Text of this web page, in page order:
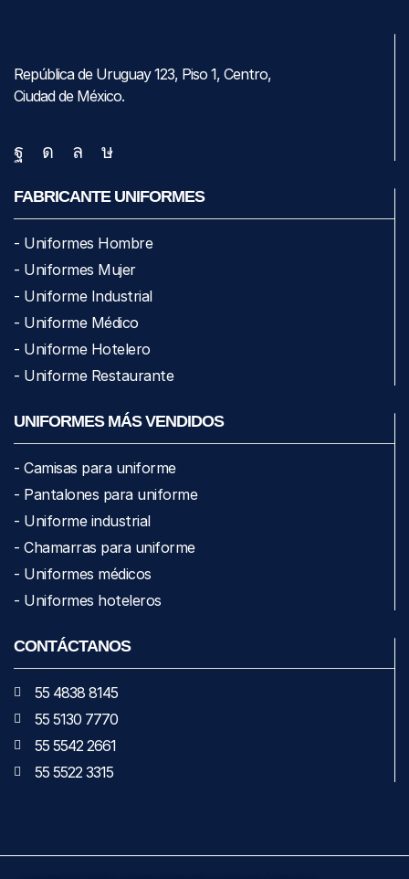
República de Uruguay 123, Piso 1, Centro,
Ciudad de México.
FABRICANTE UNIFORMES
- Uniformes Hombre
- Uniformes Mujer
- Uniforme Industrial
- Uniforme Médico
- Uniforme Hotelero
- Uniforme Restaurante
UNIFORMES MÁS VENDIDOS
- Camisas para uniforme
- Pantalones para uniforme
- Uniforme industrial
- Chamarras para uniforme
- Uniformes médicos
- Uniformes hoteleros
CONTÁCTANOS
55 4838 8145
55 5130 7770
55 5542 2661
55 5522 3315